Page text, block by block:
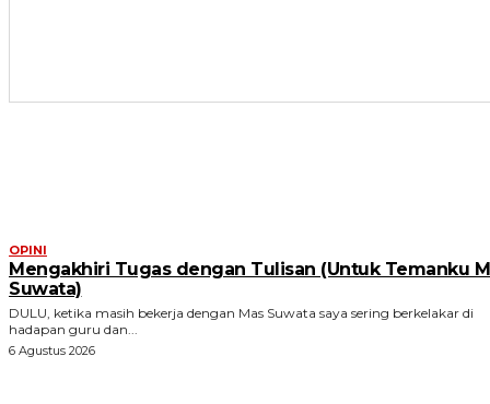
OPINI
Mengakhiri Tugas dengan Tulisan (Untuk Temanku
Suwata)
DULU, ketika masih bekerja dengan Mas Suwata saya sering berkelakar di
hadapan guru dan...
6 Agustus 2026